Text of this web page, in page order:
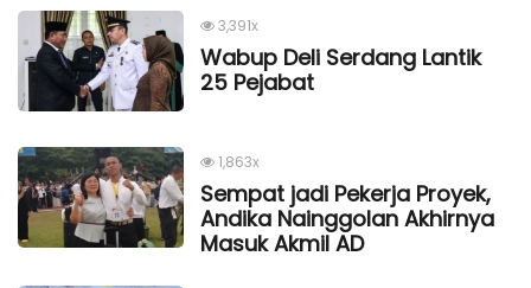
3,391x
Wabup Deli Serdang Lantik
25 Pejabat
1,863x
Sempat jadi Pekerja Proyek,
Andika Nainggolan Akhirnya
Masuk Akmil AD